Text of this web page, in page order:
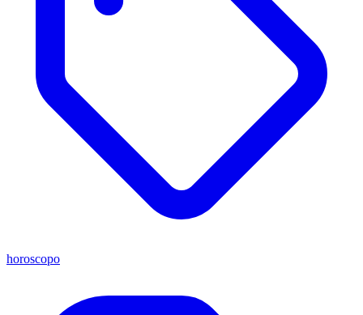
horoscopo